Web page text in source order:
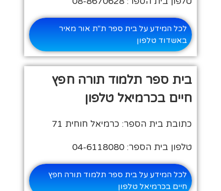
לכל המידע על בית ספר ת"ת אור מאיר
באשדוד טלפון
בית ספר תלמוד תורה חפץ
חיים בכרמיאל טלפון
כתובת בית הספר: כרמיאל חוחית 71
טלפון בית הספר: 04-6118080
לכל המידע על בית ספר תלמוד תורה חפץ
חיים בכרמיאל טלפון